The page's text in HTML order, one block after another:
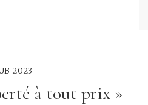
2023
à tout prix »